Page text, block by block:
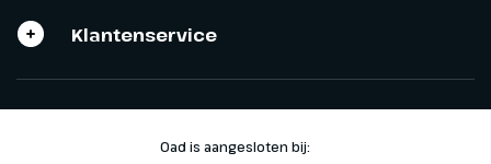
Klantenservice
Oad is aangesloten bij: